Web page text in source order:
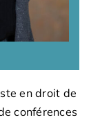
en droit de
conférences